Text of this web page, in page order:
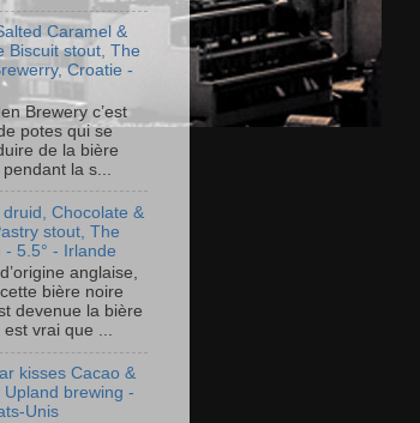
Caramel &
Biscuit stout, The
Croatie -
Brewery c’est
potes qui se
de la bière
la s...
Chocolate &
stout, The
- 5.5° - Irlande
anglaise,
bière noire
devenue la bière
est vrai que ...
kisses Cacao &
Upland brewing -
Unis